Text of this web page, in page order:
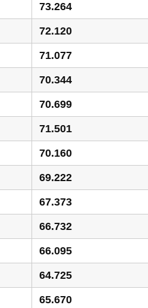
73.264
72.120
71.077
70.344
70.699
71.501
70.160
69.222
67.373
66.732
66.095
64.725
65.670